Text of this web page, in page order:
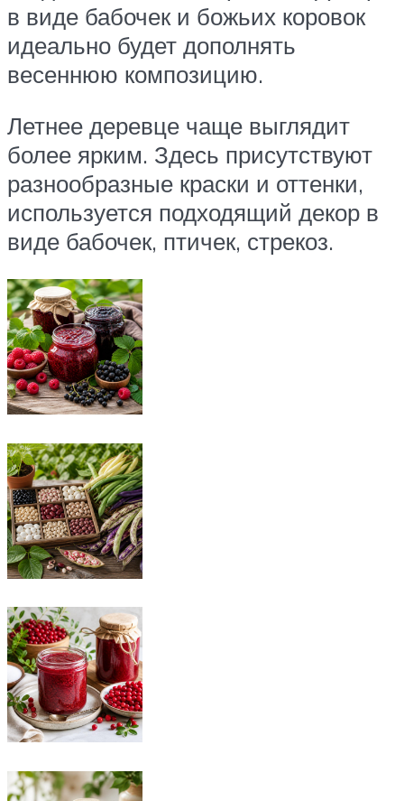
в виде бабочек и божьих коровок
идеально будет дополнять
весеннюю композицию.
Летнее деревце чаще выглядит
более ярким. Здесь присутствуют
разнообразные краски и оттенки,
используется подходящий декор в
виде бабочек, птичек, стрекоз.